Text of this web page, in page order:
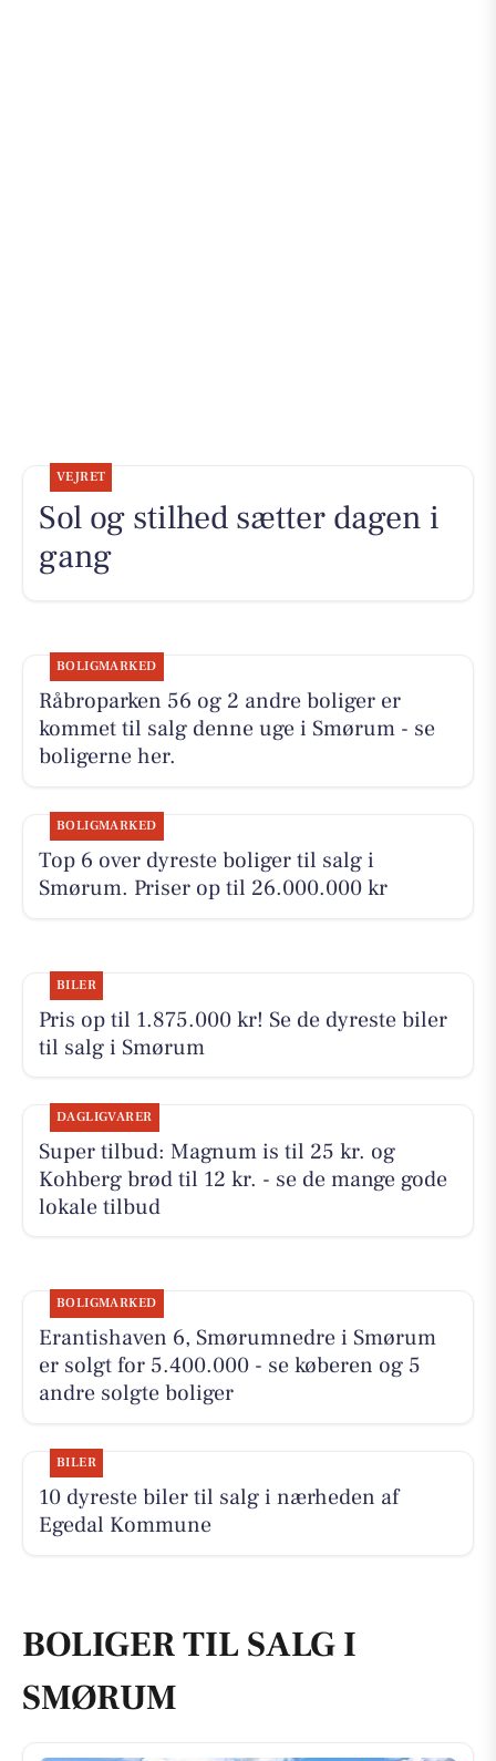
VEJRET
Sol og stilhed sætter dagen i
gang
BOLIGMARKED
Råbroparken 56 og 2 andre boliger er
kommet til salg denne uge i Smørum - se
boligerne her.
BOLIGMARKED
Top 6 over dyreste boliger til salg i
Smørum. Priser op til 26.000.000 kr
BILER
Pris op til 1.875.000 kr! Se de dyreste biler
til salg i Smørum
DAGLIGVARER
Super tilbud: Magnum is til 25 kr. og
Kohberg brød til 12 kr. - se de mange gode
lokale tilbud
BOLIGMARKED
Erantishaven 6, Smørumnedre i Smørum
er solgt for 5.400.000 - se køberen og 5
andre solgte boliger
BILER
10 dyreste biler til salg i nærheden af
Egedal Kommune
BOLIGER TIL SALG I
SMØRUM